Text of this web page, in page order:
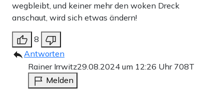
wegbleibt, und keiner mehr den woken Dreck
anschaut, wird sich etwas ändern!
8
Antworten
Rainer Irrwitz29.08.2024 um 12:26 Uhr 708T
Melden